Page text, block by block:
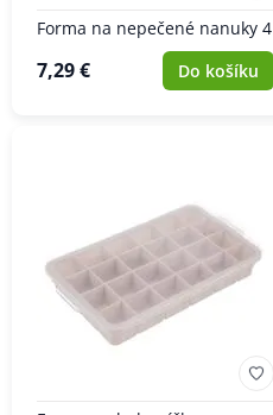
Forma na nepečené nanuky 4
7,29 € Do košíku